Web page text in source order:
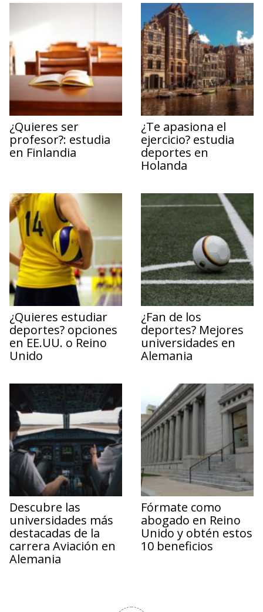
¿Quieres ser
profesor?: estudia
en Finlandia
¿Te apasiona el
ejercicio? estudia
deportes en
Holanda
¿Quieres estudiar
deportes? opciones
en EE.UU. o Reino
Unido
¿Fan de los
deportes? Mejores
universidades en
Alemania
Descubre las
universidades más
destacadas de la
carrera Aviación en
Alemania
Fórmate como
abogado en Reino
Unido y obtén estos
10 beneficios